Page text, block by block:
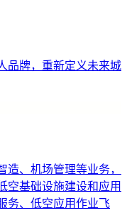
品牌，重新定义未来城
、机场管理等业务，
空基础设施建设和应用
务、低空应用作业飞